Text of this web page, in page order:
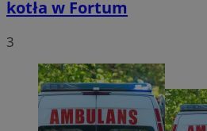
kotła w Fortum
3